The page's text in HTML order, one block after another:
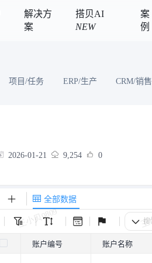
解决方
案
搭贝AI
NEW
案
例
项目/任务 ERP/生产 CRM/销售
2026-01-21 9,254 0